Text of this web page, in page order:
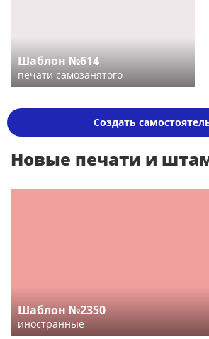
Шаблон №614
печати самозанятого
Создать
Новые печати и
Шаблон №2350
иностранные